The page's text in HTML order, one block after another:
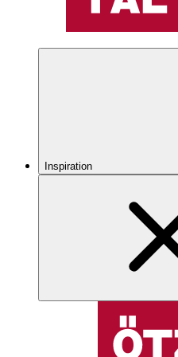
Inspiration